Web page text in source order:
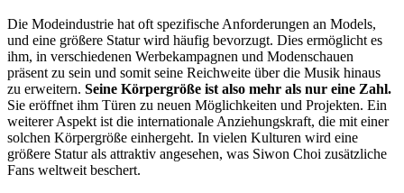
Die Modeindustrie hat oft spezifische Anforderungen an Models,
und eine größere Statur wird häufig bevorzugt. Dies ermöglicht es
ihm, in verschiedenen Werbekampagnen und Modenschauen
präsent zu sein und somit seine Reichweite über die Musik hinaus
zu erweitern. Seine Körpergröße ist also mehr als nur eine Zahl.
Sie eröffnet ihm Türen zu neuen Möglichkeiten und Projekten. Ein
weiterer Aspekt ist die internationale Anziehungskraft, die mit einer
solchen Körpergröße einhergeht. In vielen Kulturen wird eine
größere Statur als attraktiv angesehen, was Siwon Choi zusätzliche
Fans weltweit beschert.